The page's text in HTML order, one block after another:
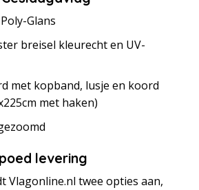
Glans
breisel kleurecht en UV-
met kopband, lusje en koord
met haken)
levering
Vlagonline.nl twee opties aan,